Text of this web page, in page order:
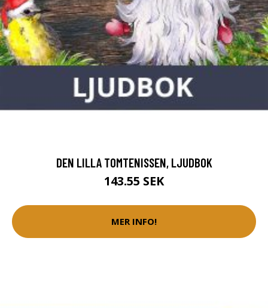
DEN LILLA TOMTENISSEN, LJUDBOK
143.55 SEK
MER INFO!